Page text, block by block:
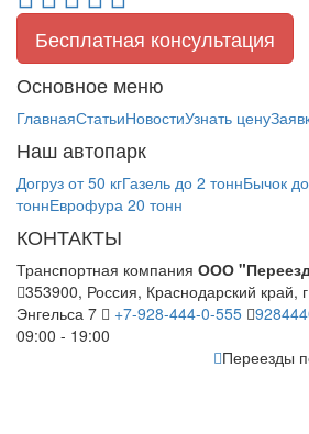
Бесплатная консультация
Основное меню
ГлавнаяСтатьиНовостиУзнать цену
Наш автопарк
Догруз от 50 кгГазель до 2 тоннБычок
тоннЕврофура 20 тонн
КОНТАКТЫ
Транспортная компания ООО
353900, Россия, Краснодарский край,
Энгельса 7
+7-928-444-0-555
09:00 - 19:00
Переезды